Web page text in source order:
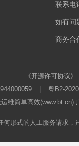
联系电
如有问
商务合
《开源许可协议》
粤B2-
运维简单高效
何形式的人工服务请求，